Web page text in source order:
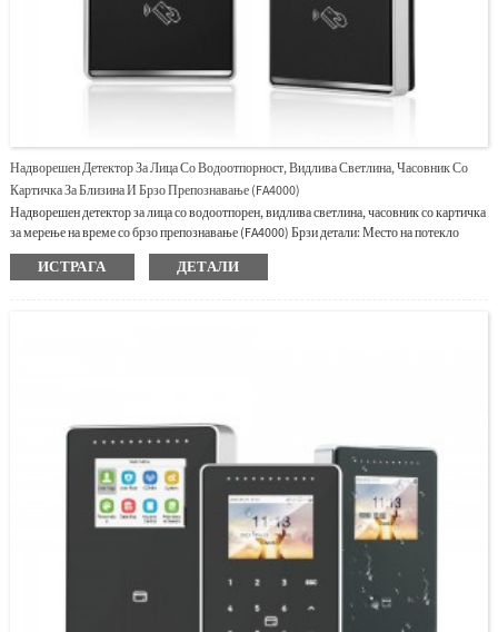
Надворешен Детектор За Лица Со Водоотпорност, Видлива Светлина, Часовник Со
Картичка За Близина И Брзо Препознавање (FA4000)
Надворешен детектор за лица со водоотпорен, видлива светлина, часовник со картичка
за мерење на време со брзо препознавање (FA4000) Брзи детали: Место на потекло
Шангај, Кина Име на брендот GRANDING Број на модел FA4000 Оперативен систем
Linux ОС Тип IP65 Водоотпорен систем за препознавање лица со екран од 4 инчи
ИСТРАГА ДЕТАЛИ